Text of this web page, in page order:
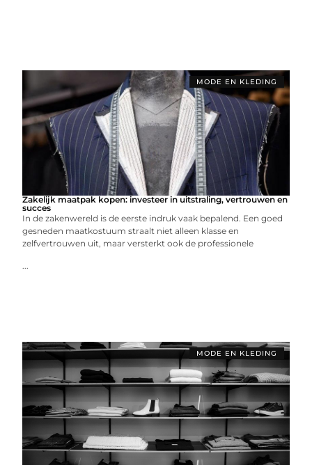
MODE EN KLEDING
Zakelijk maatpak kopen: investeer in uitstraling, vertrouwen en
succes
In de zakenwereld is de eerste indruk vaak bepalend. Een goed
gesneden maatkostuum straalt niet alleen klasse en
zelfvertrouwen uit, maar versterkt ook de professionele
...
MODE EN KLEDING